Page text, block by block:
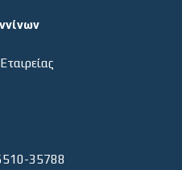
35788